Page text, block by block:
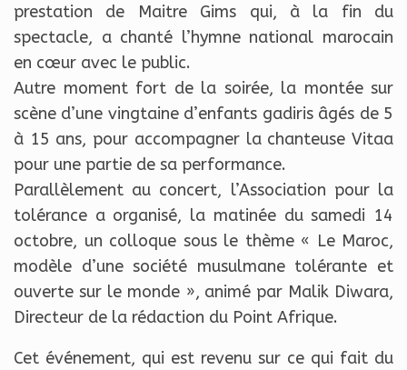
prestation de Maitre Gims qui, à la fin du
spectacle, a chanté l’hymne national marocain
en cœur avec le public.
Autre moment fort de la soirée, la montée sur
scène d’une vingtaine d’enfants gadiris âgés de 5
à 15 ans, pour accompagner la chanteuse Vitaa
pour une partie de sa performance.
Parallèlement au concert, l’Association pour la
tolérance a organisé, la matinée du samedi 14
octobre, un colloque sous le thème « Le Maroc,
modèle d’une société musulmane tolérante et
ouverte sur le monde », animé par Malik Diwara,
Directeur de la rédaction du Point Afrique.
Cet événement, qui est revenu sur ce qui fait du